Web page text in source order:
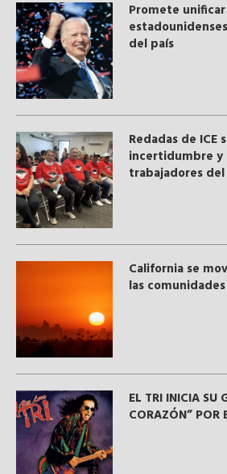
Promete
del país
​Redadas de ICE
incertidumbre y
trabajadores
California se
las
EL TRI INICIA SU
CORAZÓN” POR